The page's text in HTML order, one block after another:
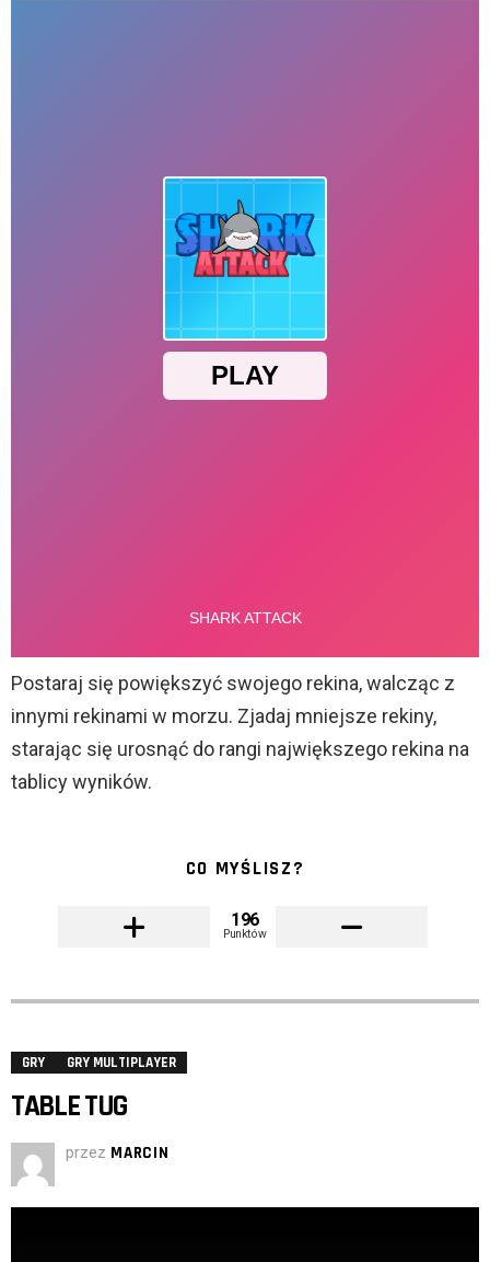
Postaraj się powiększyć swojego rekina, walcząc z
innymi rekinami w morzu. Zjadaj mniejsze rekiny,
starając się urosnąć do rangi największego rekina na
tablicy wyników.
CO MYŚLISZ?
196
Punktów
GRY GRY MULTIPLAYER
TABLE TUG
przez MARCIN